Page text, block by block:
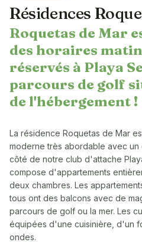
Résidences
Roquetas de Mar
des horaires
réservés à Playa
parcours de golf
de l'hébergement !
La résidence Roquetas de Mar
moderne très abordable avec un
côté de notre club d'attache
compose d'appartements
deux chambres. Les
tous ont des balcons avec de
parcours de golf ou la mer. Les
équipées d'une cuisinière, d'un
ondes.